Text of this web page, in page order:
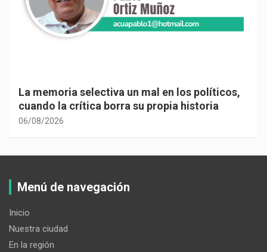
La memoria selectiva un mal en los políticos,
cuando la crítica borra su propia historia
06/08/2026
Menú de navegación
Inicio
Nuestra ciudad
En la región